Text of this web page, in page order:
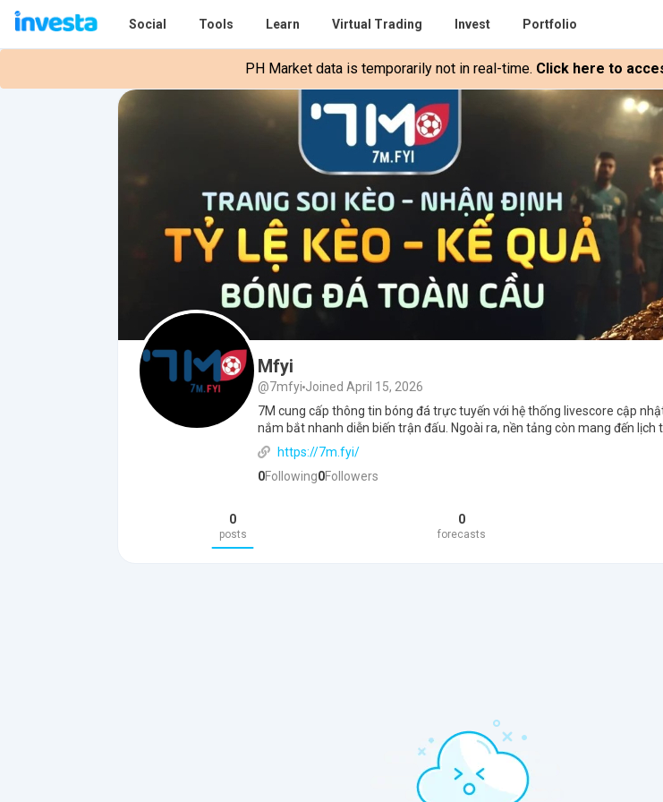
Social Tools Learn Virtual Trading Invest Portfolio
PH Market data is temporarily not in real-time. Click here to
Mfyi
@7mfyi Joined April 15, 2026
7M cung cấp thông tin bóng đá trực tuyến với hệ thống livescore cập
nắm bắt nhanh diễn biến trận đấu. Ngoài ra, nền tảng còn mang đến lịch
https://7m.fyi/
0Following0Followers
0
posts
0
forecasts